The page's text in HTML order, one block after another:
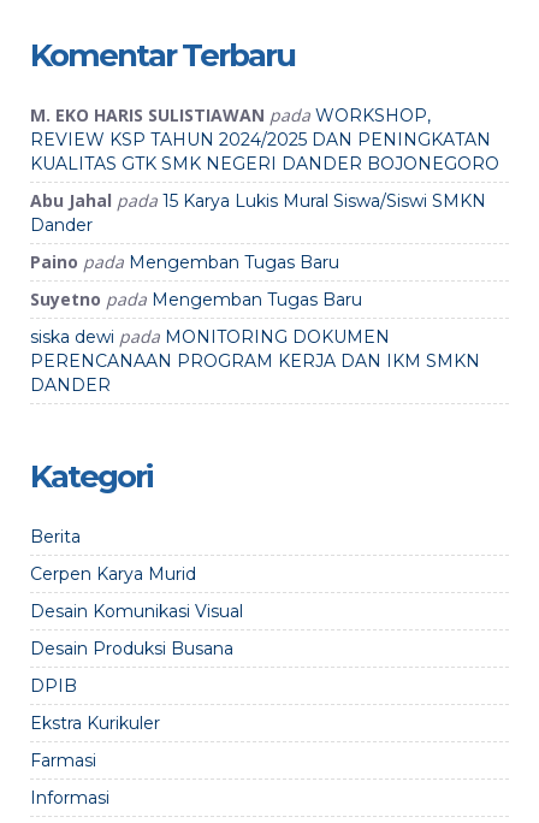
Komentar Terbaru
M. EKO HARIS SULISTIAWAN pada WORKSHOP,
REVIEW KSP TAHUN 2024/2025 DAN PENINGKATAN
KUALITAS GTK SMK NEGERI DANDER BOJONEGORO
Abu Jahal pada 15 Karya Lukis Mural Siswa/Siswi SMKN
Dander
Paino pada Mengemban Tugas Baru
Suyetno pada Mengemban Tugas Baru
siska dewi pada MONITORING DOKUMEN
PERENCANAAN PROGRAM KERJA DAN IKM SMKN
DANDER
Kategori
Berita
Cerpen Karya Murid
Desain Komunikasi Visual
Desain Produksi Busana
DPIB
Ekstra Kurikuler
Farmasi
Informasi